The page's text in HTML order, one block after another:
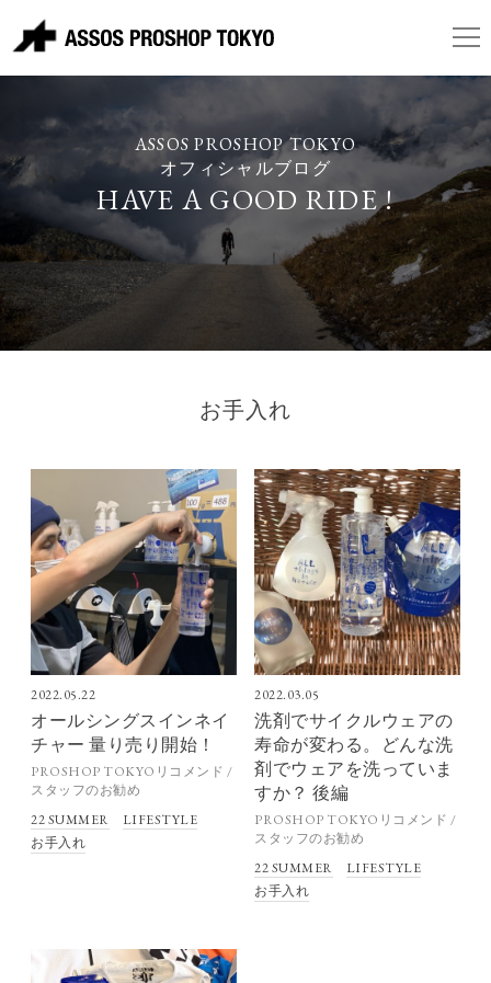
ASSOS PROSHOP TOKYO
オフィシャルブログ
HAVE A GOOD RIDE !
お手入れ
2022.05.22
オールシングスインネイ
チャー 量り売り開始！
PROSHOP TOKYOリコメンド /
スタッフのお勧め
22 SUMMER
LIFESTYLE
お手入れ
2022.03.05
洗剤でサイクルウェアの
寿命が変わる。どんな洗
剤でウェアを洗っていま
すか？ 後編
PROSHOP TOKYOリコメンド /
スタッフのお勧め
22 SUMMER
LIFESTYLE
お手入れ